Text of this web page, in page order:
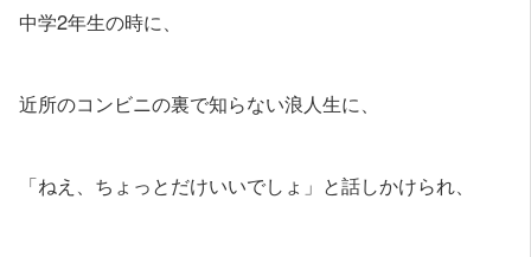
中学2年生の時に、
近所のコンビニの裏で知らない浪人生に、
「ねえ、ちょっとだけいいでしょ」と話しかけられ、